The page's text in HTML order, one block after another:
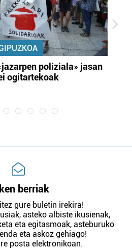
poliziala» jasan
ogitartekoak
berriak
gure buletin irekira!
asteko albiste ikusienak,
eta egitasmoak, asteburuko
eta askoz gehiago!
posta elektronikoan.